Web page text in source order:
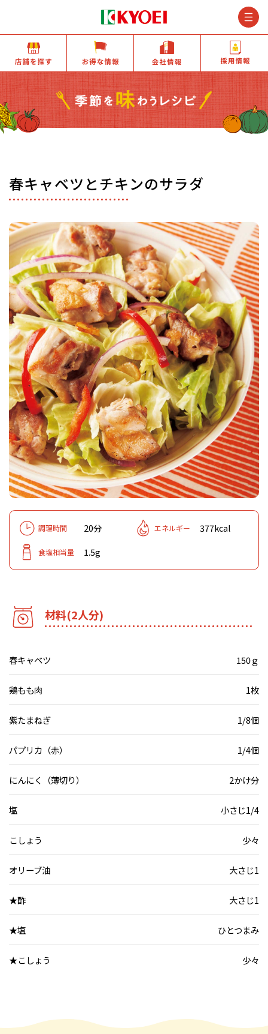
店舗を探す お得な情報 会社情報
春キャベツとチキンのサラダ
調理時間 20分 エネルギー 377kcal
食塩相当量 1.5g
材料(2人分)
春キャベツ 150ｇ
鶏もも肉 1枚
紫たまねぎ 1/8個
パプリカ（赤） 1/4個
にんにく（薄切り） 2かけ分
塩 小さじ1/4
こしょう 少々
オリーブ油 大さじ1
★酢 大さじ1
★塩 ひとつまみ
★こしょう 少々